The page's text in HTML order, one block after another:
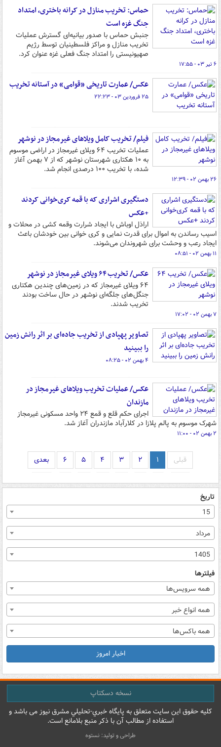
حماس: تخریب منازل در کرانه باختری، امتداد
جنگ غزه است
جنبش حماس با صدور بیانیه‌ای گسترش عملیات
تخریب منازل و مراکز فلسطینیان توسط رژیم
صهیونیستی را امتداد جنگ فعلی غزه عنوان کرد.
۶ تیر ۰۳ - ۱۷:۵۵
عکس/ عمارت تاریخی «قوامی» در آستانه تخریب
۲۵ فروردین ۰۳ - ۲۲:۲۳
فیلم/ تخریب کامل ویلاهای غیرمجاز در نوشهر
عملیات تخریب ۶۴ ویلای غیرمجاز در اراضی موسوم
به ۱۰ هکتاری شهرستان نوشهر که از ۷ بهمن آغاز
شده، با تخریب ۱۰۰ درصدی انجام شد.
۲۶ بهمن ۰۲ - ۱۲:۳۹
دستگیری اشراری که با قمه کری‌خوانی کردند
+عکس
اراذل اوباش با ایجاد شرارت وقمه کشی در محلات و
اسیب رساندن به اموال برای قدرت نمایی و کری خوانی بین خودشان باعث
ایجاد رعب و وحشت برای شهروندان می‌شوند.
۱۱ بهمن ۰۲ - ۰۸:۵۱
عکس/ تخریب ۶۴ ویلای غیرمجاز در نوشهر
۶۴ ویلای غیرمجاز که در زمین‌های چندین هکتاری
جنگل‌های جلگه‌ای نوشهر در حال ساخت بودند
تخریب شدند.
۷ بهمن ۰۲ - ۱۷:۰۲
تصاویر پهپادی از تخریب جاده‌ای بر اثر رانش زمین
را ببینید
۴ بهمن ۰۲ - ۰۸:۲۵
عکس/ عملیات تخریب ویلاهای غیرمجاز در
مازندان
اجرای حکم قلع و قمع ۲۴ واحد مسکونی غیرمجاز
شهرک موسوم به پالم پلازا در کلارآباد مازندران آغاز شد.
۲ بهمن ۰۲ - ۱۱:۰۰
قبلی ۱ ۲ ۳ ۴ ۵ ۶ بعدی
تاریخ
15
مرداد
1405
فیلترها
همه سرویس‌ها
همه انواع خبر
همه باکس‌ها
اخبار امروز
نسخه دسکتاپ
کليه حقوق اين سايت متعلق به پایگاه خبري-تحليلي مشرق نيوز می باشد و
استفاده از مطالب آن با ذکر منبع بلامانع است.
طراحی و تولید: نستوه